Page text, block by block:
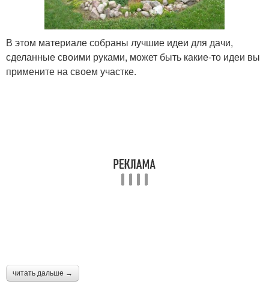
В этом материале собраны лучшие идеи для дачи,
сделанные своими руками, может быть какие-то идеи вы
примените на своем участке.
читать дальше →